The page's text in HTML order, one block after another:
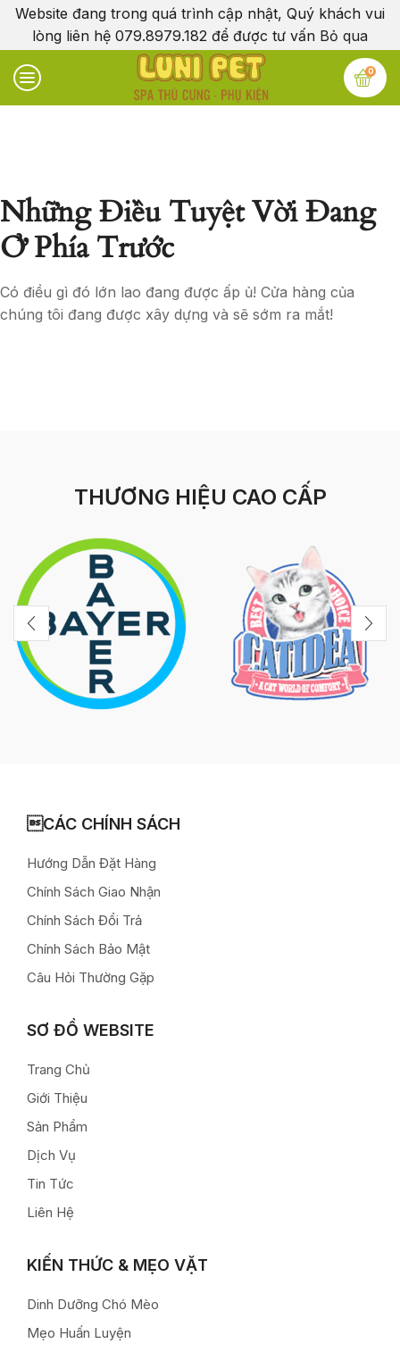
Website đang trong quá trình cập nhật, Quý khách vui
lòng liên hệ 079.8979.182 để được tư vấn Bỏ qua
0
Những Điều Tuyệt Vời Đang
Ở Phía Trước
Có điều gì đó lớn lao đang được ấp ủ! Cửa hàng của
chúng tôi đang được xây dựng và sẽ sớm ra mắt!
THƯƠNG HIỆU CAO CẤP
CÁC CHÍNH SÁCH
Hướng Dẫn Đặt Hàng
Chính Sách Giao Nhận
Chính Sách Đổi Trả
Chính Sách Bảo Mật
Câu Hỏi Thường Gặp
SƠ ĐỒ WEBSITE
Trang Chủ
Giới Thiệu
Sản Phẩm
Dịch Vụ
Tin Tức
Liên Hệ
KIẾN THỨC & MẸO VẶT
Dinh Dưỡng Chó Mèo
Mẹo Huấn Luyện